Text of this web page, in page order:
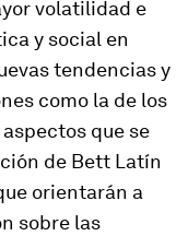
volatilidad e
y social en
tendencias y
como la de los
que se
de Bett Latín
orientarán a
sobre las